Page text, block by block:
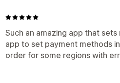
Such an amazing app that
app to set payment methods
order for some regions with